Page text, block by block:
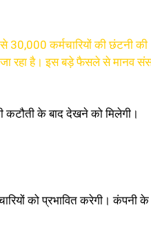
30,000 कर्मचारियों की छंटनी की
जा रहा है। इस बड़े फैसले से मानव
के बाद देखने को मिलेगी।
को प्रभावित करेगी। कंपनी के